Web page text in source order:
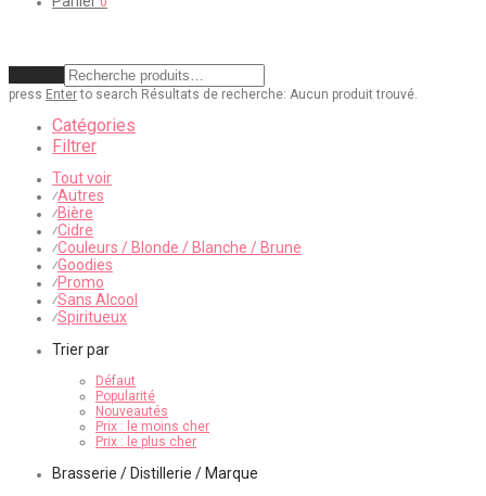
press Enterto search Résultats de recherche: Aucun produit trouvé.
Catégories
Filtrer
Tout voir
⁄Autres
⁄Bière
⁄Cidre
⁄Couleurs / Blonde / Blanche / Brune
⁄Goodies
⁄Promo
⁄Sans Alcool
⁄Spiritueux
Trier par
Défaut
Popularité
Nouveautés
Prix : le moins cher
Prix : le plus cher
Brasserie / Distillerie / Marque